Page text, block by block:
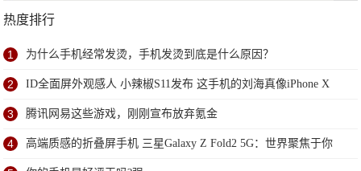
热度排行
1 为什么手机经常发烫，手机发烫到底是什么原因？
2 ID全面屏外观感人 小辣椒S11发布 这手机的刘海真像iPhone X
3 腾讯网易这些游戏，刚刚宣布放弃氪金
4 高端质感的折叠屏手机 三星Galaxy Z Fold2 5G：世界聚焦于你